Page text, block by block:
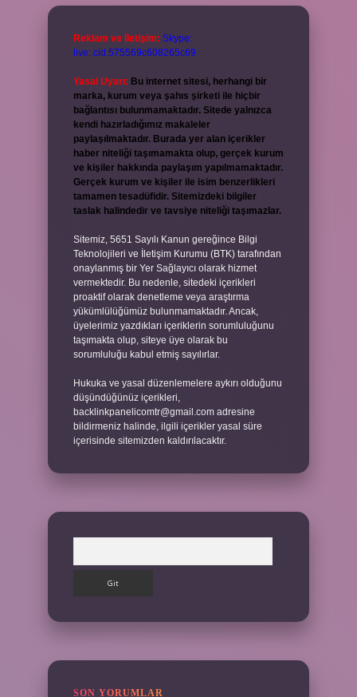
Reklam ve İletişim: Skype:
live:.cid.575569c608265c69
Yasal Uyarı: Bu internet sitesi, herhangi bir
marka, kurum veya şahıs şirketi ile hiçbir
bağlantısı bulunmamaktadır. Sitede yalnızca
kendi hazırladığımız makaleler
paylaşılmaktadır. Burada yer alan içerikler
haber niteliği taşımamakta olup, gerçek kurum
ve kişiler hakkında paylaşım yapılmamaktadır.
Gerçek kurum ve kişiler ile isim benzerlikleri
tamamen tesadüfidir. Sitemizdeki bilgiler
taslak halindedir ve tavsiye niteliği taşımazlar.
Sitemiz, 5651 Sayılı Kanun gereğince Bilgi
Teknolojileri ve İletişim Kurumu (BTK) tarafından
onaylanmış bir Yer Sağlayıcı olarak hizmet
vermektedir. Bu nedenle, sitedeki içerikleri
proaktif olarak denetleme veya araştırma
yükümlülüğümüz bulunmamaktadır. Ancak,
üyelerimiz yazdıkları içeriklerin sorumluluğunu
taşımakta olup, siteye üye olarak bu
sorumluluğu kabul etmiş sayılırlar.
Hukuka ve yasal düzenlemelere aykırı olduğunu
düşündüğünüz içerikleri,
backlinkpanelicomtr@gmail.com adresine
bildirmeniz halinde, ilgili içerikler yasal süre
içerisinde sitemizden kaldırılacaktır.
SON YORUMLAR